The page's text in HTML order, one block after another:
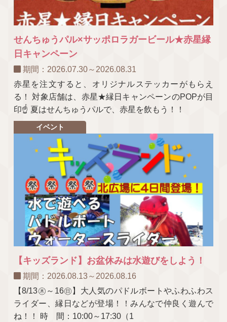
せんちゅうパル×サッポロラガービール★赤星縁
日キャンペーン
期間：2026.07.30～2026.08.31
赤星を注文すると、オリジナルステッカーがもらえ
る！ 対象店舗は、赤星★縁日キャンペーンのPOPが目
印☝ 夏はせんちゅうパルで、赤星を飲もう！！
イベント
【キッズランド】お盆休みは水遊びをしよう！
期間：2026.08.13～2026.08.16
【8/13㊍～16㊐】大人気のパドルボートやふわふわス
ライダー、縁日などが登場！！みんなで仲良く遊んで
ね！！ 時 間：10:00～17:30（1